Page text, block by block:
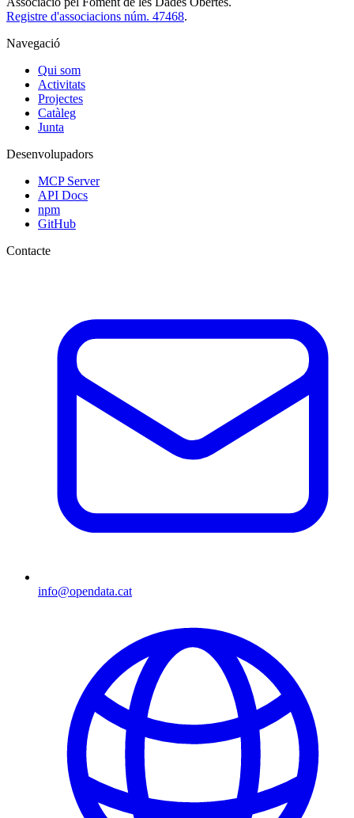
Registre d'associacions núm. 47468.
Navegació
Qui som
Activitats
Projectes
Catàleg
Junta
Desenvolupadors
MCP Server
API Docs
npm
GitHub
Contacte
info@opendata.cat